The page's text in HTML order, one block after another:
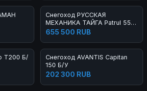
Снегоход РУССКАЯ
МЕХАНИКА ТАЙГА Patrul 551
SWT Б/У
655 500 RUB
T200 Б/
Снегоход AVANTIS Capitan
150 Б/У
202 300 RUB